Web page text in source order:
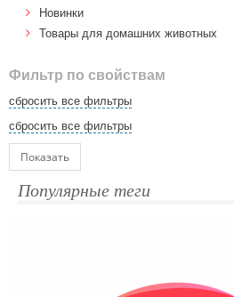
Новинки
Товары для домашних животных
Фильтр по свойствам
сбросить все фильтры
сбросить все фильтры
Показать
Популярные теги